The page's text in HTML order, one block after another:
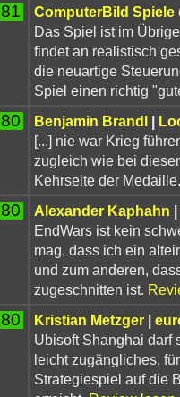
81 ComputerBild Spiele
Das Spiel ist im
findet an realistisch
die neuartige
Spiel einen richtig
80 Benjamin Brandl|
[...] nie war Krieg
zugleich wie bei
Kehrseite der Medaille.
80 Alexander Kaphahn |
EndWars ist kein
mag, dass ich ein
und zum anderen,
zugeschnitten ist.
80 Kristian Metzger|
Ubisoft Shanghai darf
leicht zugängliches,
Strategiespiel auf die